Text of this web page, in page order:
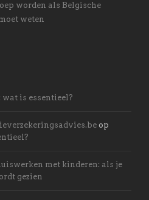
worden als Belgische
weten
is essentieel?
op
met kinderen: als je
gezien